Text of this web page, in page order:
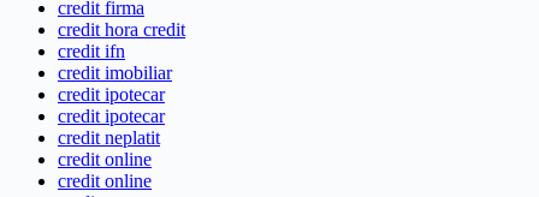
credit firma
credit hora credit
credit ifn
credit imobiliar
credit ipotecar
credit ipotecar
credit neplatit
credit online
credit online